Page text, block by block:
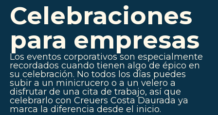
Celebraciones
para empresas
Los eventos corporativos son especialmente
recordados cuando tienen algo de épico en
su celebración. No todos los días puedes
subir a un minicrucero o a un velero a
disfrutar de una cita de trabajo, así que
celebrarlo con Creuers Costa Daurada ya
marca la diferencia desde el inicio.